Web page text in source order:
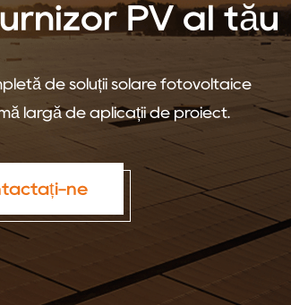
PV al tău
de soluții solare fotovoltaice
largă de aplicații de proiect.
ne